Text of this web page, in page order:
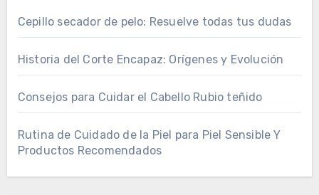
Cepillo secador de pelo: Resuelve todas tus dudas
Historia del Corte Encapaz: Orígenes y Evolución
Consejos para Cuidar el Cabello Rubio teñido
Rutina de Cuidado de la Piel para Piel Sensible Y
Productos Recomendados